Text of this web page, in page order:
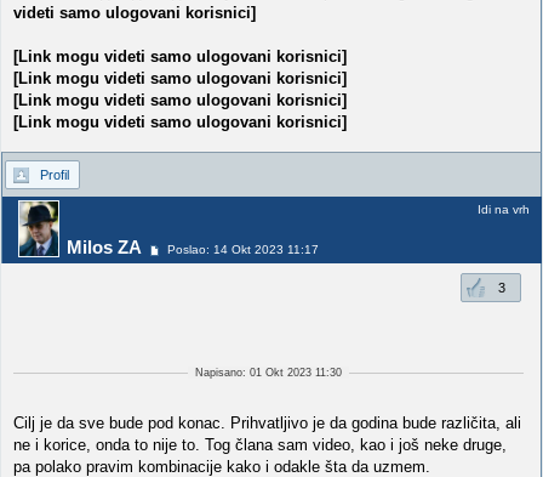
videti samo ulogovani korisnici]
[Link mogu videti samo ulogovani korisnici]
[Link mogu videti samo ulogovani korisnici]
[Link mogu videti samo ulogovani korisnici]
[Link mogu videti samo ulogovani korisnici]
Profil
Milos ZA Poslao: 14 Okt 2023 11:17
Idi na vrh
3
Napisano: 01 Okt 2023 11:30
Cilj je da sve bude pod konac. Prihvatljivo je da godina bude različita, ali
ne i korice, onda to nije to. Tog člana sam video, kao i još neke druge,
pa polako pravim kombinacije kako i odakle šta da uzmem.